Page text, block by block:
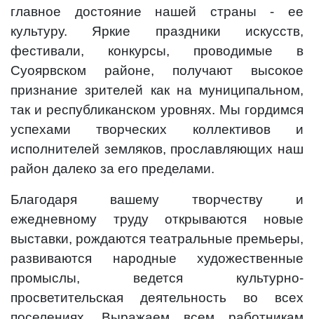
главное достояние нашей страны - ее
культуру. Яркие праздники искусств,
фестивали, конкурсы, проводимые в
Суоярвском районе, получают высокое
признание зрителей как на муниципальном,
так и республиканском уровнях. Мы гордимся
успехами творческих коллективов и
исполнителей земляков, прославляющих наш
район далеко за его пределами.
Благодаря вашему творчеству и
ежедневному труду открываются новые
выставки, рождаются театральные премьеры,
развиваются народные художественные
промыслы, ведется культурно-
просветительская деятельность во всех